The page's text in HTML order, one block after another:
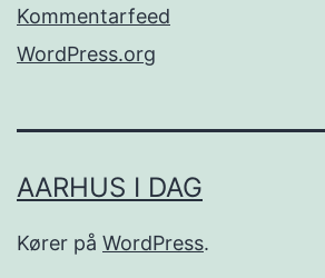
Kommentarfeed
WordPress.org
AARHUS I DAG
Kører på WordPress.